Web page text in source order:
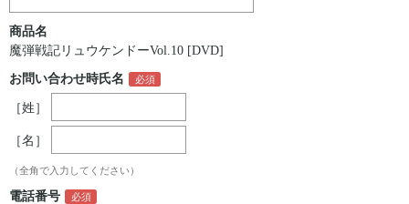
商品名
魔弾戦記リュウケンドーVol.10 [DVD]
お問い合わせ時氏名
［姓］
［名］
（全角で入力してください）
電話番号